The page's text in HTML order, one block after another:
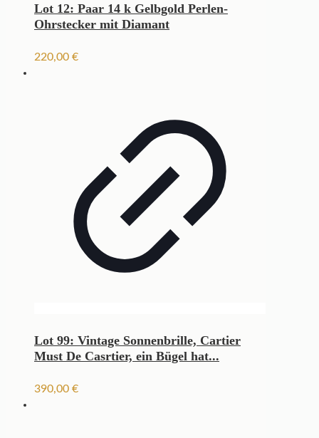
Lot 12: Paar 14 k Gelbgold Perlen-
Ohrstecker mit Diamant
220,00 €
Lot 99: Vintage Sonnenbrille, Cartier
Must De Casrtier, ein Bügel hat...
390,00 €